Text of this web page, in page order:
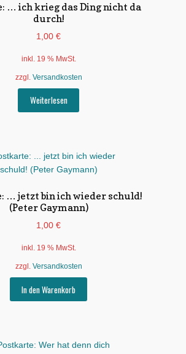
… ich krieg das Ding nicht da
durch!
1,00 €
inkl. 19 % MwSt.
zzgl. Versandkosten
Weiterlesen
… jetzt bin ich wieder schuld!
(Peter Gaymann)
1,00 €
inkl. 19 % MwSt.
zzgl. Versandkosten
In den Warenkorb